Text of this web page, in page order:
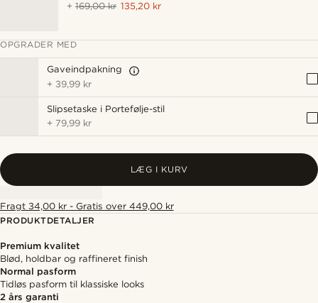
+169,00 kr 135,20 kr
OPGRADER MED
Gaveindpakning
+ 39,99 kr
Slipsetaske i Portefølje-stil
+ 79,99 kr
LÆG I KURV
Fragt 34,00 kr - Gratis over 449,00 kr
PRODUKTDETALJER
Premium kvalitet
Blød, holdbar og raffineret finish
Normal pasform
Tidløs pasform til klassiske looks
2 års garanti